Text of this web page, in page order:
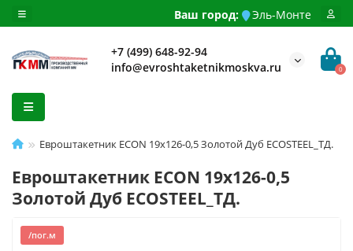
Ваш город: Эль-Монте
+7 (499) 648-92-94
info@evroshtaketnikmoskva.ru
0
Евроштакетник ECON 19х126-0,5 Золотой Дуб ECOSTEEL_ТД.
Евроштакетник ECON 19х126-0,5
Золотой Дуб ECOSTEEL_ТД.
/пог.м